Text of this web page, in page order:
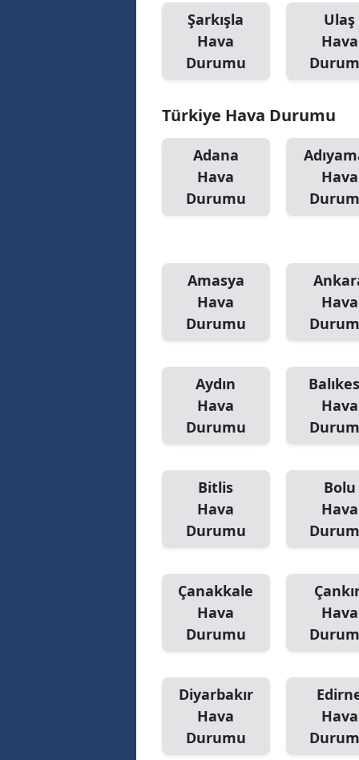
Şarkışla
Hava
Durumu
Ulaş
Hava
Türkiye Hava Durumu
Adana
Hava
Durumu
Hava
Amasya
Hava
Durumu
Hava
Aydın
Hava
Durumu
Hava
Bitlis
Hava
Durumu
Bolu
Hava
Çanakkale
Hava
Durumu
Hava
Diyarbakır
Hava
Durumu
Hava